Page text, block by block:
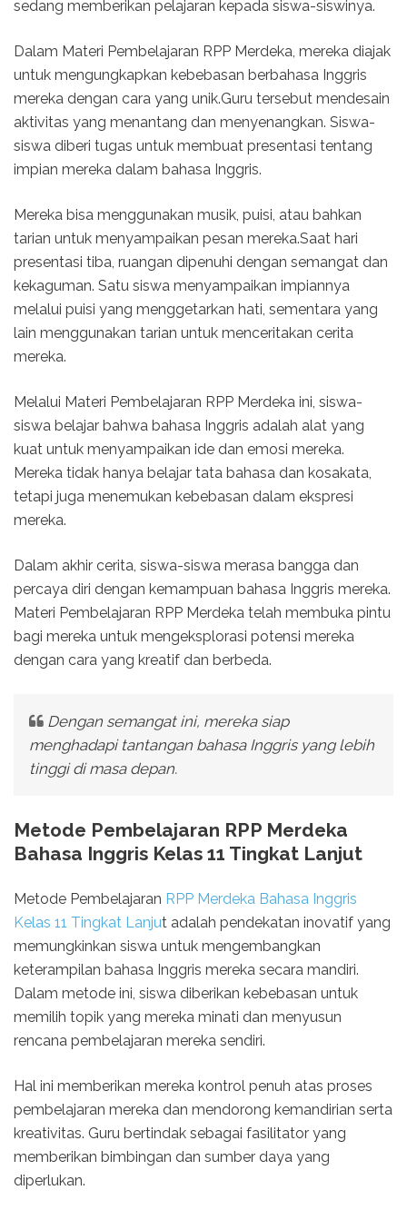
sedang memberikan pelajaran kepada siswa-siswinya.
Dalam Materi Pembelajaran RPP Merdeka, mereka diajak
untuk mengungkapkan kebebasan berbahasa Inggris
mereka dengan cara yang unik.Guru tersebut mendesain
aktivitas yang menantang dan menyenangkan. Siswa-
siswa diberi tugas untuk membuat presentasi tentang
impian mereka dalam bahasa Inggris.
Mereka bisa menggunakan musik, puisi, atau bahkan
tarian untuk menyampaikan pesan mereka.Saat hari
presentasi tiba, ruangan dipenuhi dengan semangat dan
kekaguman. Satu siswa menyampaikan impiannya
melalui puisi yang menggetarkan hati, sementara yang
lain menggunakan tarian untuk menceritakan cerita
mereka.
Melalui Materi Pembelajaran RPP Merdeka ini, siswa-
siswa belajar bahwa bahasa Inggris adalah alat yang
kuat untuk menyampaikan ide dan emosi mereka.
Mereka tidak hanya belajar tata bahasa dan kosakata,
tetapi juga menemukan kebebasan dalam ekspresi
mereka.
Dalam akhir cerita, siswa-siswa merasa bangga dan
percaya diri dengan kemampuan bahasa Inggris mereka.
Materi Pembelajaran RPP Merdeka telah membuka pintu
bagi mereka untuk mengeksplorasi potensi mereka
dengan cara yang kreatif dan berbeda.
Dengan semangat ini, mereka siap
menghadapi tantangan bahasa Inggris yang lebih
tinggi di masa depan.
Metode Pembelajaran RPP Merdeka
Bahasa Inggris Kelas 11 Tingkat Lanjut
Metode Pembelajaran RPP Merdeka Bahasa Inggris
Kelas 11 Tingkat Lanjut adalah pendekatan inovatif yang
memungkinkan siswa untuk mengembangkan
keterampilan bahasa Inggris mereka secara mandiri.
Dalam metode ini, siswa diberikan kebebasan untuk
memilih topik yang mereka minati dan menyusun
rencana pembelajaran mereka sendiri.
Hal ini memberikan mereka kontrol penuh atas proses
pembelajaran mereka dan mendorong kemandirian serta
kreativitas. Guru bertindak sebagai fasilitator yang
memberikan bimbingan dan sumber daya yang
diperlukan.